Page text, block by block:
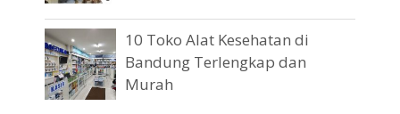
10 Toko Alat Kesehatan di
Bandung Terlengkap dan
Murah